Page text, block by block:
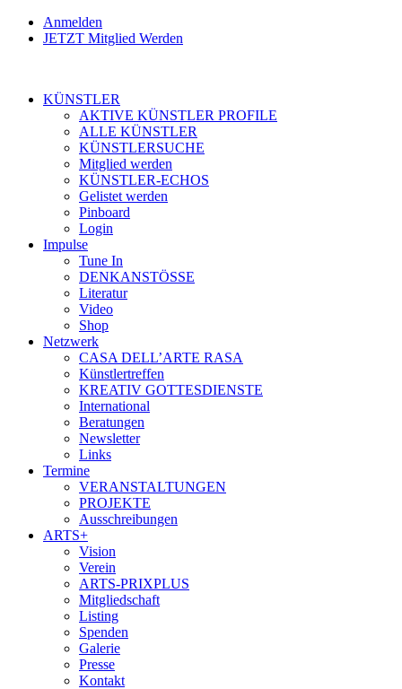
Anmelden
JETZT Mitglied Werden
KÜNSTLER
AKTIVE KÜNSTLER PROFILE
ALLE KÜNSTLER
KÜNSTLERSUCHE
Mitglied werden
KÜNSTLER-ECHOS
Gelistet werden
Pinboard
Login
Impulse
Tune In
DENKANSTÖSSE
Literatur
Video
Shop
Netzwerk
CASA DELL’ARTE RASA
Künstlertreffen
KREATIV GOTTESDIENSTE
International
Beratungen
Newsletter
Links
Termine
VERANSTALTUNGEN
PROJEKTE
Ausschreibungen
ARTS+
Vision
Verein
ARTS-PRIXPLUS
Mitgliedschaft
Listing
Spenden
Galerie
Presse
Kontakt